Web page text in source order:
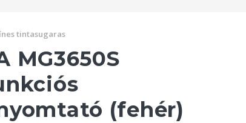
tintasugaras
MG3650S
(fehér)